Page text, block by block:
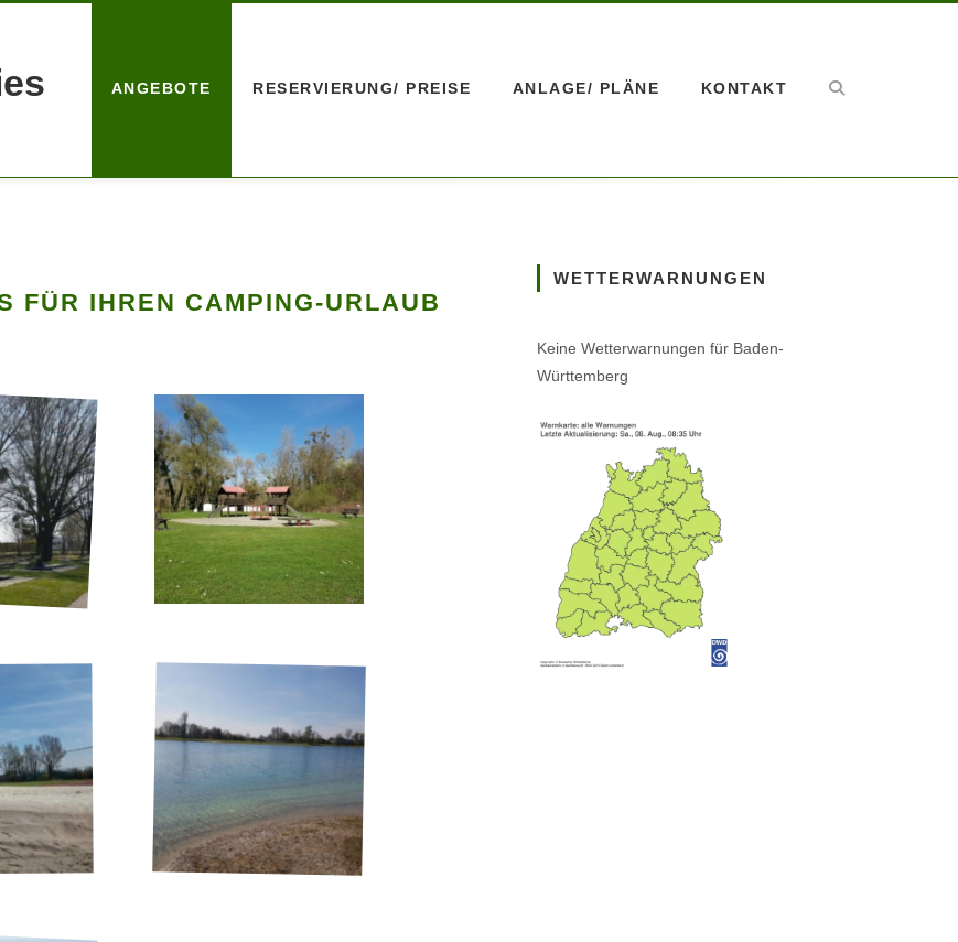
ANGEBOTE RESERVIERUNG/ PREISE ANLAGE/ PLÄNE KONTAKT
FÜR IHREN CAMPING-URLAUB
WETTERWARNUNGEN
Keine Wetterwarnungen für Baden-
Württemberg